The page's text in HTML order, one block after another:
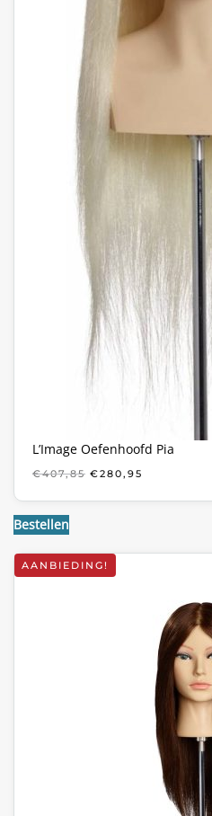
L’Image Oefenhoofd Pia
€407,85 OORSPRONKELIJKE
WAS:
€280,95
IS:
Bestellen
AANBIEDING!